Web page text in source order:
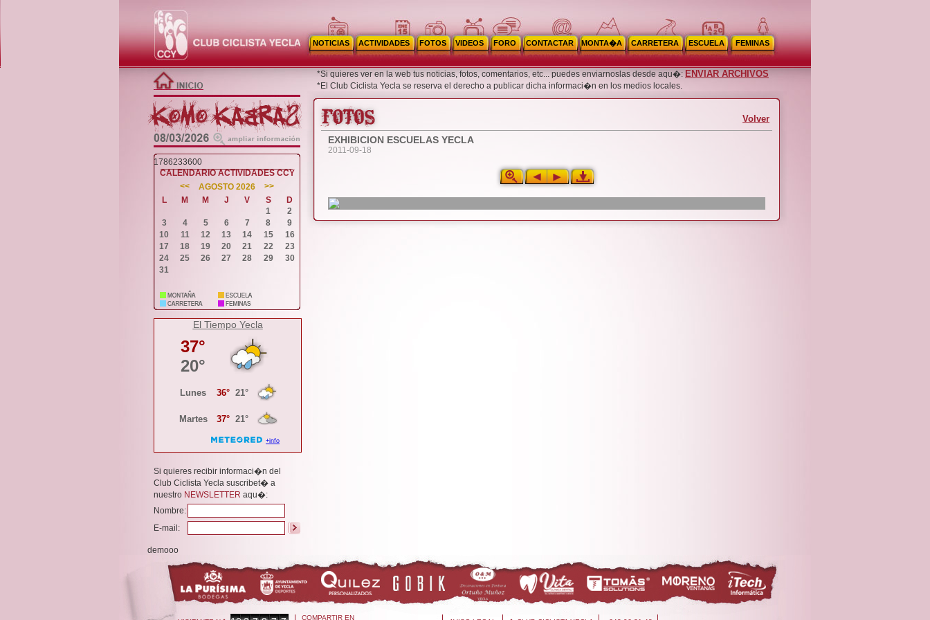
NOTICIAS ACTIVIDADES FOTOS VIDEOS FORO CONTACTAR MONTA�A CARRETERA ESCUELA FEMINAS
*Si quieres ver en la web tus noticias, fotos, comentarios, etc... puedes enviarnoslas desde aqu�: ENVIAR ARCHIVOS
*El Club Ciclista Yecla se reserva el derecho a publicar dicha informaci�n en los medios locales.
1786233600
CALENDARIO ACTIVIDADES CCY
<<
AGOSTO 2026
>>
L
M M J V S
D
1
2
3
4 5 6 7 8
9
10
11 12 13 14 15
16
17
18 19 20 21 22
23
24
25 26 27 28 29
30
31
El Tiempo Yecla
Si quieres recibir informaci�n del
Club Ciclista Yecla suscribet� a
nuestro NEWSLETTER aqu�:
Nombre:
E-mail:
demooo
Volver
EXHIBICION ESCUELAS YECLA
2011-09-18
COMPARTIR EN